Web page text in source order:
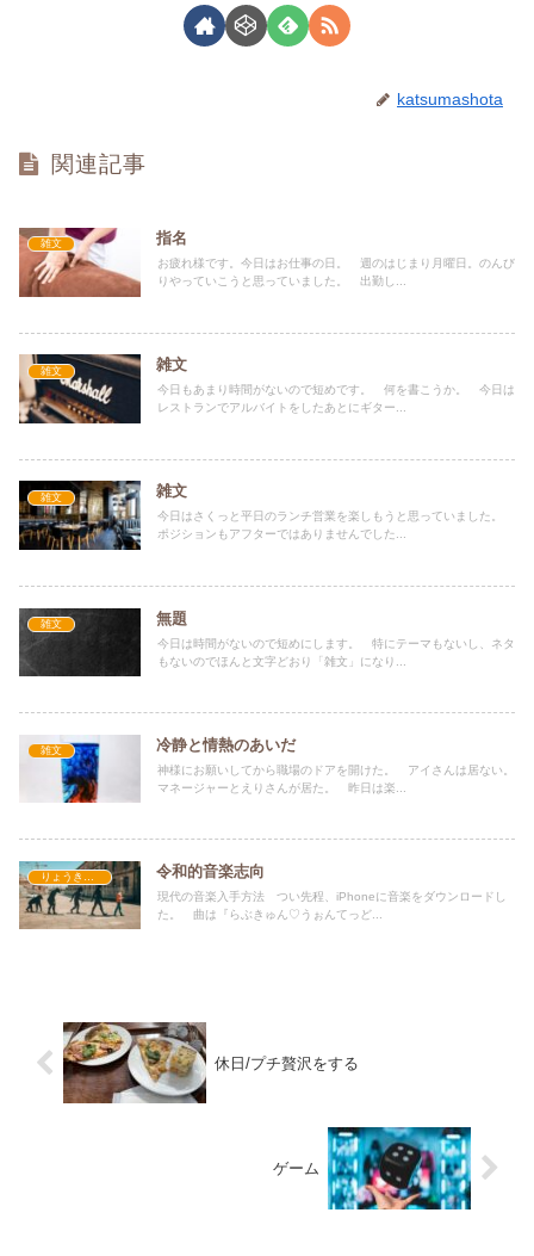
katsumashota
関連記事
雑文 指名
お疲れ様です。今日はお仕事の日。 週のはじまり月曜日。のんび
りやっていこうと思っていました。 出勤し...
雑文 雑文
今日もあまり時間がないので短めです。 何を書こうか。 今日は
レストランでアルバイトをしたあとにギター...
雑文 雑文
今日はさくっと平日のランチ営業を楽しもうと思っていました。
ポジションもアフターではありませんでした...
雑文 無題
今日は時間がないので短めにします。 特にテーマもないし、ネタ
もないのでほんと文字どおり「雑文」になり...
雑文 冷静と情熱のあいだ
神様にお願いしてから職場のドアを開けた。 アイさんは居ない。
マネージャーとえりさんが居た。 昨日は楽...
令和的音楽志向
現代の音楽入手方法 つい先程、iPhoneに音楽をダウンロードし
た。 曲は『らぶきゅん♡うぉんてっど...
休日/プチ贅沢をする
ゲーム